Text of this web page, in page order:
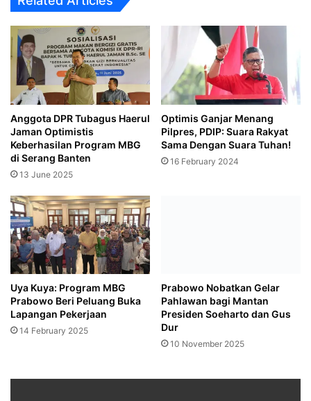
Anggota DPR Tubagus Haerul
Jaman Optimistis
Keberhasilan Program MBG
di Serang Banten
13 June 2025
Optimis Ganjar Menang
Pilpres, PDIP: Suara Rakyat
Sama Dengan Suara Tuhan!
16 February 2024
Uya Kuya: Program MBG
Prabowo Beri Peluang Buka
Lapangan Pekerjaan
14 February 2025
Prabowo Nobatkan Gelar
Pahlawan bagi Mantan
Presiden Soeharto dan Gus
Dur
10 November 2025